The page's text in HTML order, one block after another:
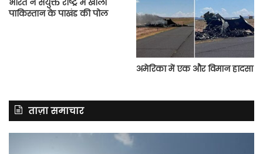
पाकिस्तान के पाखंड की पोल
अमेरिका में एक और विमान हादसा
ताज़ा समाचार